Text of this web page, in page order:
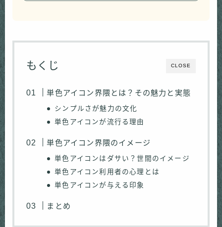
CLOSE
もくじ
単色アイコン界隈とは？その魅力と実態
シンプルさが魅力の文化
単色アイコンが流行る理由
単色アイコン界隈のイメージ
単色アイコンはダサい？世間のイメージ
単色アイコン利用者の心理とは
単色アイコンが与える印象
まとめ